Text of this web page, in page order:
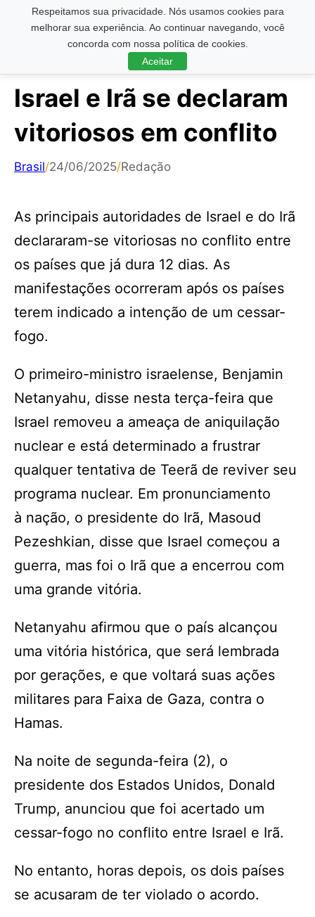
Respeitamos sua privacidade. Nós usamos cookies para
melhorar sua experiência. Ao continuar navegando, você
concorda com nossa política de cookies.
Aceitar
Pesquisar ...
Israel e Irã se declaram
vitoriosos em conflito
Brasil/24/06/2025/Redação
As principais autoridades de Israel e do Irã
declararam-se vitoriosas no conflito entre
os países que já dura 12 dias. As
manifestações ocorreram após os países
terem indicado a intenção de um cessar-
fogo.
O primeiro-ministro israelense, Benjamin
Netanyahu, disse nesta terça-feira que
Israel removeu a ameaça de aniquilação
nuclear e está determinado a frustrar
qualquer tentativa de Teerã de reviver seu
programa nuclear. Em pronunciamento
à nação, o presidente do Irã, Masoud
Pezeshkian, disse que Israel começou a
guerra, mas foi o Irã que a encerrou com
uma grande vitória.
Netanyahu afirmou que o país alcançou
uma vitória histórica, que será lembrada
por gerações, e que voltará suas ações
militares para Faixa de Gaza, contra o
Hamas.
Na noite de segunda-feira (2), o
presidente dos Estados Unidos, Donald
Trump, anunciou que foi acertado um
cessar-fogo no conflito entre Israel e Irã.
No entanto, horas depois, os dois países
se acusaram de ter violado o acordo.